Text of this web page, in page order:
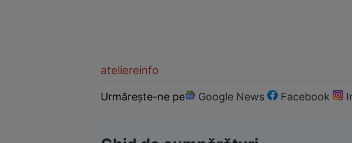
ateliereinfo
Urmărește-ne pe Google News Facebook